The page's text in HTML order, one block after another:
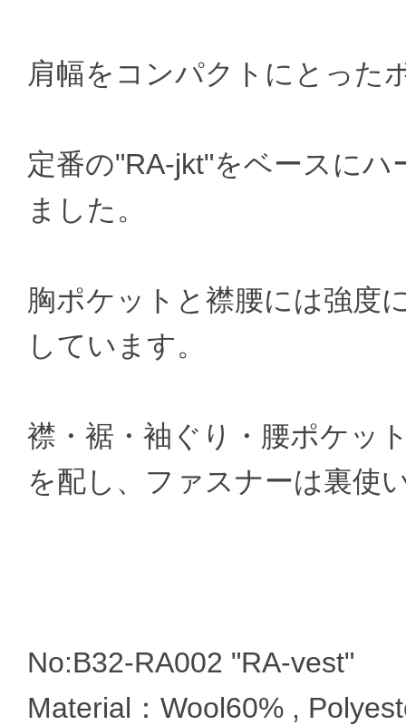
肩幅をコンパクトにとった
定番の"RA-jkt"をベースに
ました。
胸ポケットと襟腰には強度
しています。
襟・裾・袖ぐり・腰ポケッ
を配し、ファスナーは裏使
No:B32-RA002 "RA-vest"
Material：Wool60% ,